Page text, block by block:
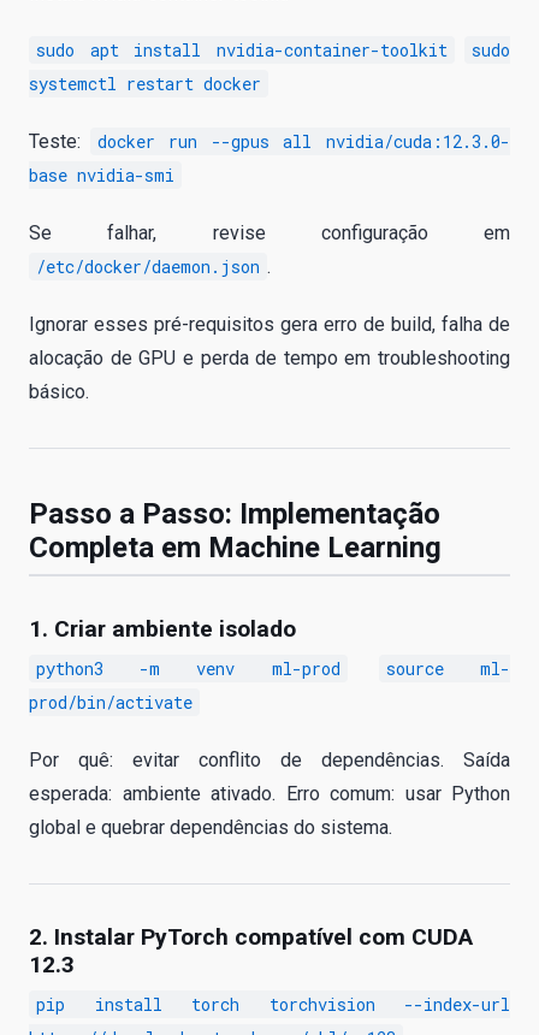
sudo apt install nvidia-container-toolkit
sudo
systemctl restart docker
Teste:
docker run --gpus all nvidia/cuda:12.3.0-
base nvidia-smi
Se falhar, revise configuração em
/etc/docker/daemon.json .
Ignorar esses pré-requisitos gera erro de build, falha de
alocação de GPU e perda de tempo em troubleshooting
básico.
Passo a Passo: Implementação
Completa em Machine Learning
1. Criar ambiente isolado
python3 -m venv ml-prod
source ml-
prod/bin/activate
Por quê: evitar conflito de dependências. Saída
esperada: ambiente ativado. Erro comum: usar Python
global e quebrar dependências do sistema.
2. Instalar PyTorch compatível com CUDA
12.3
pip install torch torchvision --index-url